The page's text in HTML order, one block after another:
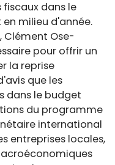
dans le
milieu d'année.
Clément Ose-
pour offrir un
la reprise
que les
dans le budget
du programme
international
entreprises locales,